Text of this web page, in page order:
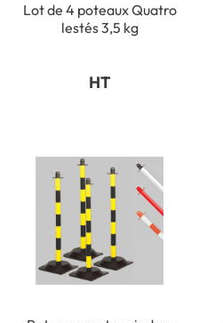
Lot de 4 poteaux Quatro
lestés 3,5 kg
HT